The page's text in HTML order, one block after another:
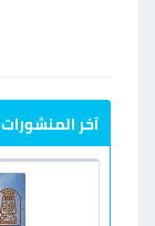
آخر المنشورات